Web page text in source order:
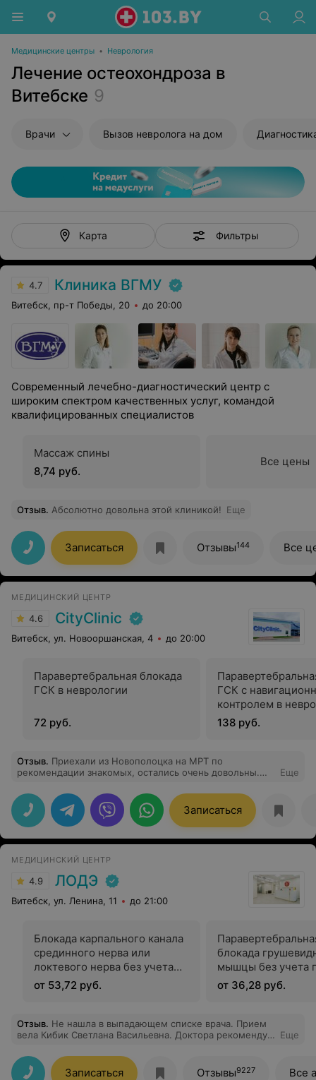
Медицинские центры • Неврология
Лечение остеохондроза в
Витебске 9
Врачи Вызов невролога на дом
Карта Фильтры
4.7 Клиника ВГМУ
Витебск, пр-т Победы, 20 до 20:00
Современный лечебно-диагностический центр с
широким спектром качественных услуг, командой
квалифицированных специалистов
Массаж спины
8,74 руб.
Все цены
Отзыв. Абсолютно довольна этой клиникой! Еще
Записаться Отзывы144 Все
МЕДИЦИНСКИЙ ЦЕНТР
4.6 CityClinic
Витебск, ул. Новооршанская, 4 до 20:00
Паравертебральная блокада
ГСК в неврологии
72 руб.
ГСК с
контролем в
138 руб.
Отзыв. Приехали из Новополоцка на МРТ по
рекомендации знакомых, остались очень довольны.
последней секунды, отдельная благодарность девушке
на ресепшен Марии, приветливая и улыбчивая, все
подробно объяснила, успокоила тревожную маму,
помогла попасть раньше назначенного времени и
получить удаленно результат, не ожидая еще
нас встретила приветливая сотрудница, тоже
внимательно распрашивала и помогала на всех этапах.
Это так приятно - быть настолько окутаными заботой,
ведь они могли этого и не делать. Но лучшее
первичное лекарство для пациента - это улыбка
прекрасных клиник. Процветания вам, ребята!!!!
Еще
Записаться
МЕДИЦИНСКИЙ ЦЕНТР
4.9 ЛОДЭ
Витебск, ул. Ленина, 11 до 21:00
Блокада карпального канала
срединного нерва или
локтевого нерва без учета
препаратов
от 53,72 руб.
блокада
мышцы без учета
от 36,28 руб.
Отзыв. Не нашла в выпадающем списке врача. Прием
вела Кибик Светлана Васильевна. Доктора рекомендую
Профессионально, аккуратно, четко.
Еще
Записаться Отзывы9227 Все